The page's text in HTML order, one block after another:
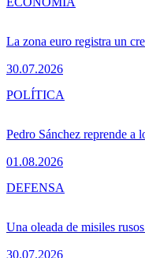
La zona euro registra un
30.07.2026
Pedro Sánchez reprende a
01.08.2026
POLÍTICA
Una oleada de misiles
30.07.2026
DEFENSA